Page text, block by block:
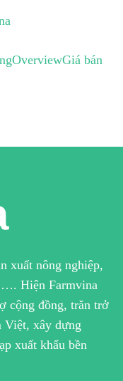
OverviewGiá bán
xuất nông nghiệp,
…. Hiện Farmvina
cộng đồng, trăn trở
Việt, xây dựng
xuất khẩu bền